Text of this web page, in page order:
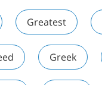
Greatest
Greek